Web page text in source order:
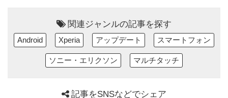
関連ジャンルの記事を探す
Android Xperia アップデート スマートフォン
ソニー・エリクソン マルチタッチ
記事をSNSなどでシェア